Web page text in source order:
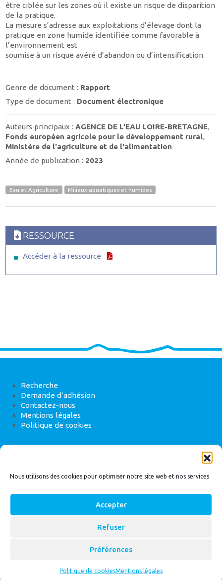
Nous utilisons des cookies pour optimiser notre site web et nos services
Accepter
Refuser
Préférences
Politique de cookiesMentions légales
être ciblée sur les zones où il existe un risque de disparition
de la pratique.
La mesure s’adresse aux exploitations d’élevage dont la
pratique en zone humide identifiée comme favorable à
l’environnement est
soumise à un risque avéré d’abandon ou d’intensification.
Genre de document : Rapport
Type de document : Document électronique
Auteurs principaux :AGENCE DE L'EAU LOIRE-BRETAGNE,
Fonds européen agricole pour le développement rural,
Ministère de l'agriculture et de l'alimentation
Année de publication : 2023
Eau et Agriculture Milieux aquatiques et humides
RESSOURCE
Accéder à la ressource
Recherche
Demande d’adhésion
Contactez-nous
Mentions légales
Politique de cookies